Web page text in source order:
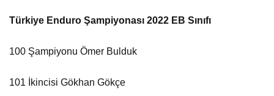
Türkiye Enduro Şampiyonası 2022 EB Sınıfı
100 Şampiyonu Ömer Bulduk
101 İkincisi Gökhan Gökçe